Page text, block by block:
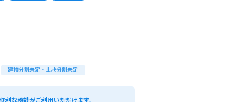
建物分割未定・土地分割未定
利な機能がご利用いただけます。